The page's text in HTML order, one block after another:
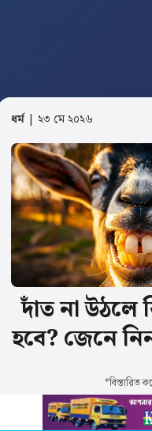
ধর্ম| ২৩ মে ২০২৬
দাঁতনাউঠলে
হবে? জেনে
*বিস্তারিত